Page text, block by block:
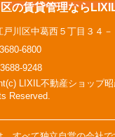
の賃貸管理なら
戸川区中葛西５丁目３４
6800
9248
LIXIL不動産ショップ
Reserved.